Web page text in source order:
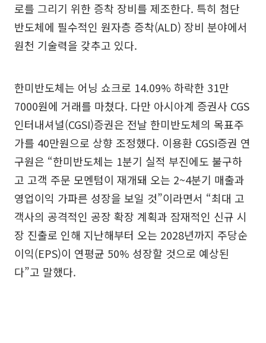
로를 그리기 위한 증착 장비를 제조한다. 특히 첨단
반도체에 필수적인 원자층 증착(ALD) 장비 분야에서
원천 기술력을 갖추고 있다.
한미반도체는 어닝 쇼크로 14.09% 하락한 31만
7000원에 거래를 마쳤다. 다만 아시아계 증권사 CGS
인터내셔널(CGSI)증권은 전날 한미반도체의 목표주
가를 40만원으로 상향 조정했다. 이용환 CGSI증권 연
구원은 “한미반도체는 1분기 실적 부진에도 불구하
고 고객 주문 모멘텀이 재개돼 오는 2~4분기 매출과
영업이익 가파른 성장을 보일 것”이라면서 “최대 고
객사의 공격적인 공장 확장 계획과 잠재적인 신규 시
장 진출로 인해 지난해부터 오는 2028년까지 주당순
이익(EPS)이 연평균 50% 성장할 것으로 예상된
다”고 말했다.